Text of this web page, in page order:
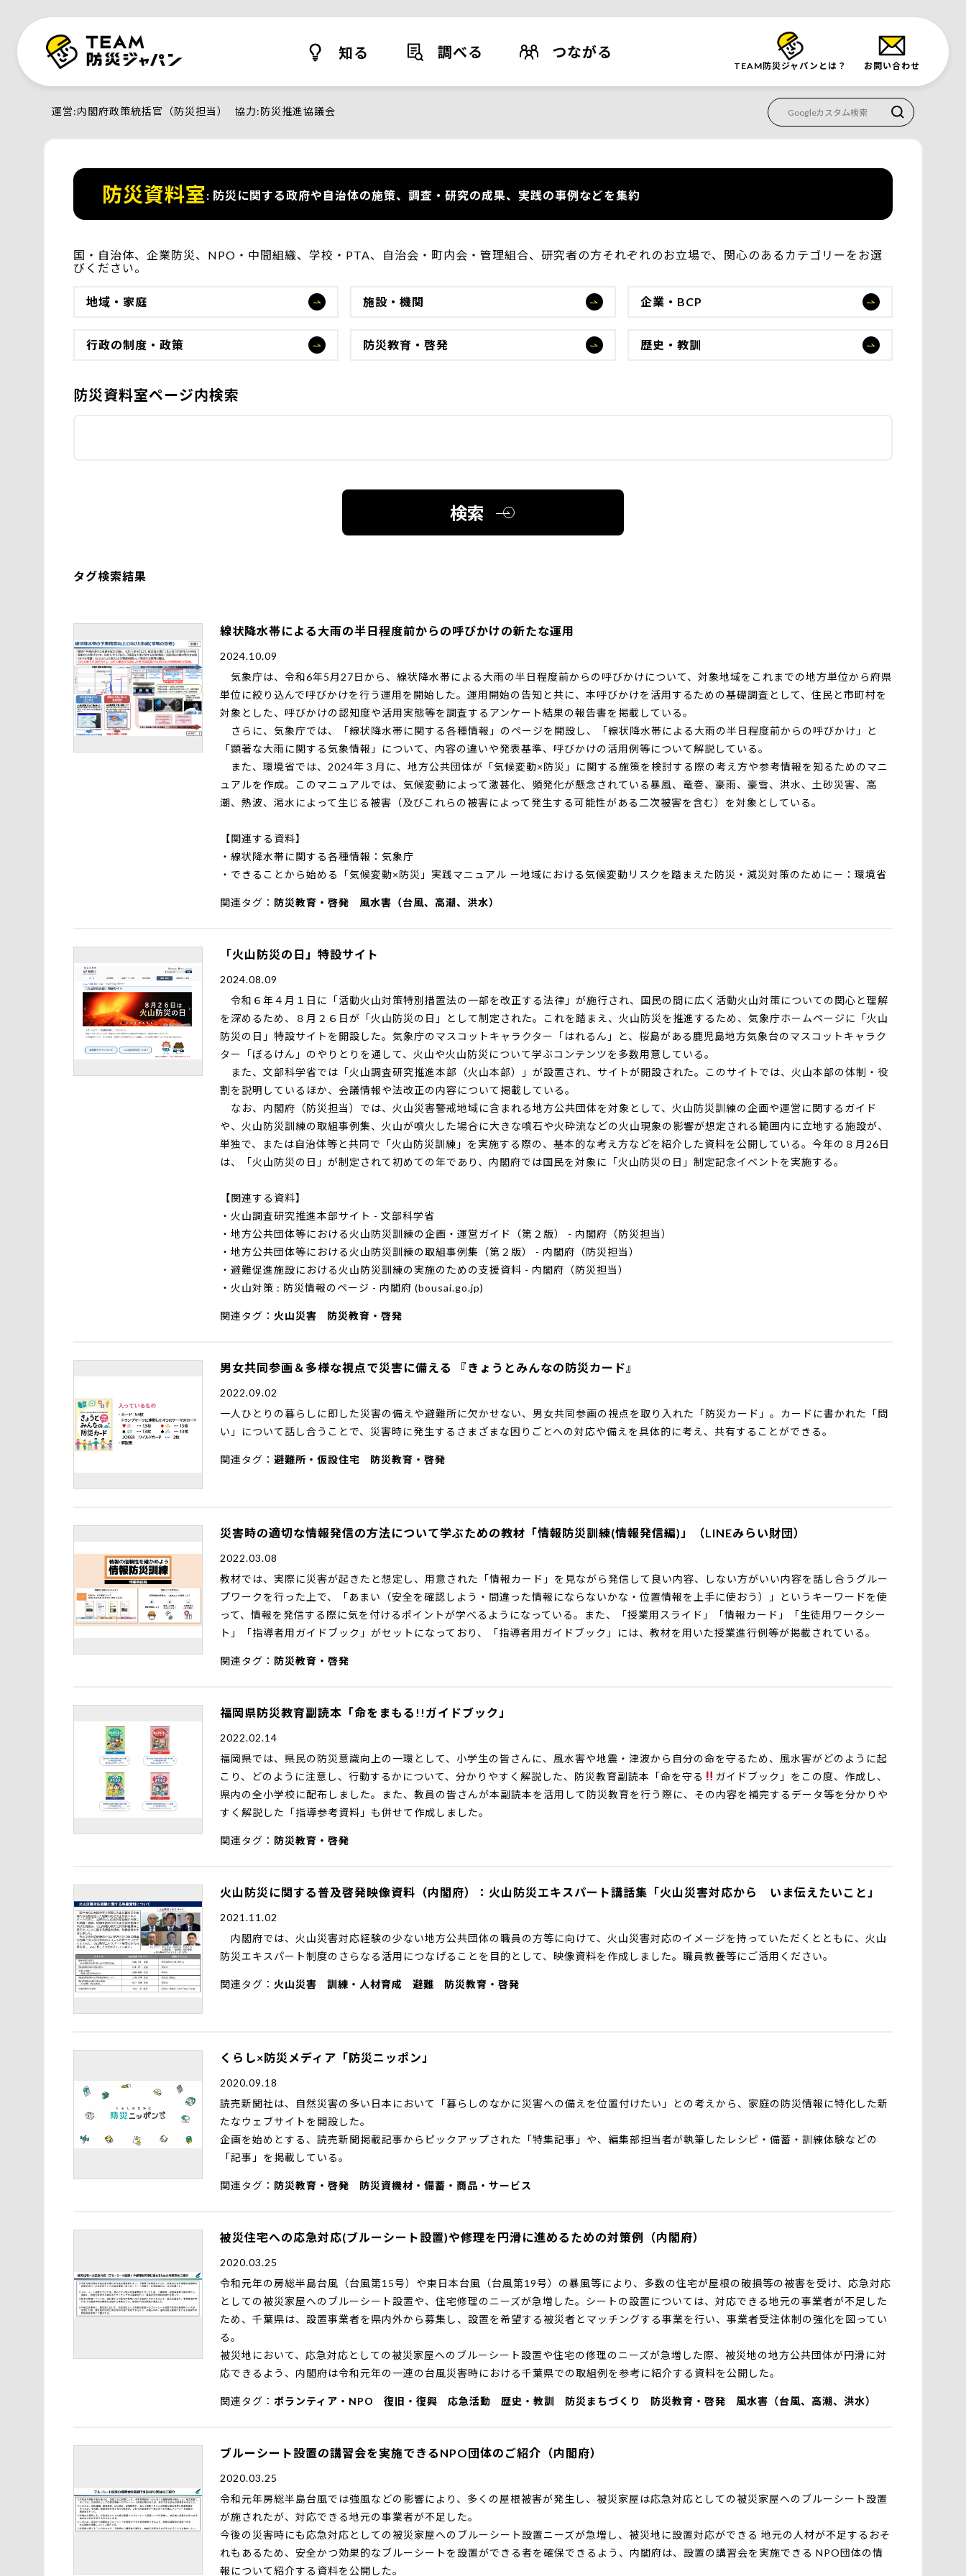
知る 調べる つながる
TEAM防災ジャパンとは？ お問い合わせ
運営 内閣府政策統括官（防災担当） 協力 防災推進協議会
防災資料室 防災に関する政府や自治体の施策、調査・研究の成果、実践の事例などを集約
国・自治体、企業防災、NPO・中間組織、学校・PTA、自治会・町内会・管理組合、研究者の方それぞれのお立場で、関心のあるカテゴリーをお選
びください。
地域・家庭 施設・機関 企業・BCP
行政の制度・政策 防災教育・啓発 歴史・教訓
防災資料室ページ内検索
検索
タグ検索結果
線状降水帯による大雨の半日程度前からの呼びかけの新たな運用
2024.10.09
気象庁は、令和6年5月27日から、線状降水帯による大雨の半日程度前からの呼びかけについて、対象地域をこれまでの地方単位から府県
単位に絞り込んで呼びかけを行う運用を開始した。運用開始の告知と共に、本呼びかけを活用するための基礎調査として、住民と市町村を
対象とした、呼びかけの認知度や活用実態等を調査するアンケート結果の報告書を掲載している。
さらに、気象庁では、「線状降水帯に関する各種情報」のページを開設し、「線状降水帯による大雨の半日程度前からの呼びかけ」と
「顕著な大雨に関する気象情報」について、内容の違いや発表基準、呼びかけの活用例等について解説している。
また、環境省では、2024年３月に、地方公共団体が「気候変動×防災」に関する施策を検討する際の考え方や参考情報を知るためのマニ
ュアルを作成。このマニュアルでは、気候変動によって激甚化、頻発化が懸念されている暴風、竜巻、豪雨、豪雪、洪水、土砂災害、高
潮、熱波、渇水によって生じる被害（及びこれらの被害によって発生する可能性がある二次被害を含む）を対象としている。
【関連する資料】
・ 線状降水帯に関する各種情報：気象庁
・ できることから始める「気候変動×防災」実践マニュアル －地域における気候変動リスクを踏まえた防災・減災対策のために－：環境省
関連タグ 防災教育・啓発 風水害（台風、高潮、洪水）
「火山防災の日」特設サイト
2024.08.09
令和６年４月１日に「活動火山対策特別措置法の一部を改正する法律」が施行され、国民の間に広く活動火山対策についての関心と理解
を深めるため、８月２６日が「火山防災の日」として制定された。これを踏まえ、火山防災を推進するため、気象庁ホームページに「火山
防災の日」特設サイトを開設した。気象庁のマスコットキャラクター「はれるん」と、桜島がある鹿児島地方気象台のマスコットキャラク
ター「ぼるけん」のやりとりを通して、火山や火山防災について学ぶコンテンツを多数用意している。
また、文部科学省では「火山調査研究推進本部（火山本部）」が設置され、サイトが開設された。このサイトでは、火山本部の体制・役
割を説明しているほか、会議情報や法改正の内容について掲載している。
なお、内閣府（防災担当）では、火山災害警戒地域に含まれる地方公共団体を対象として、火山防災訓練の企画や運営に関するガイド
や、火山防災訓練の取組事例集、火山が噴火した場合に大きな噴石や火砕流などの火山現象の影響が想定される範囲内に立地する施設が、
単独で、または自治体等と共同で「火山防災訓練」を実施する際の、基本的な考え方などを紹介した資料を公開している。今年の８月26日
は、「火山防災の日」が制定されて初めての年であり、内閣府では国民を対象に「火山防災の日」制定記念イベントを実施する。
【関連する資料】
・ 火山調査研究推進本部サイト - 文部科学省
・ 地方公共団体等における火山防災訓練の企画・運営ガイド（第２版） - 内閣府（防災担当）
・ 地方公共団体等における火山防災訓練の取組事例集（第２版） - 内閣府（防災担当）
・ 避難促進施設における火山防災訓練の実施のための支援資料 - 内閣府（防災担当）
・ 火山対策 : 防災情報のページ - 内閣府 (bousai.go.jp)
関連タグ 火山災害 防災教育・啓発
男女共同参画＆多様な視点で災害に備える 『きょうとみんなの防災カード』
2022.09.02
一人ひとりの暮らしに即した災害の備えや避難所に欠かせない、男女共同参画の視点を取り入れた「防災カード」。カードに書かれた「問
い」について話し合うことで、災害時に発生するさまざまな困りごとへの対応や備えを具体的に考え、共有することができる。
関連タグ 避難所・仮設住宅 防災教育・啓発
災害時の適切な情報発信の方法について学ぶための教材「情報防災訓練(情報発信編)」（LINEみらい財団）
2022.03.08
教材では、実際に災害が起きたと想定し、用意された「情報カード」を見ながら発信して良い内容、しない方がいい内容を話し合うグルー
プワークを行った上で、「あまい（安全を確認しよう・間違った情報にならないかな・位置情報を上手に使おう）」というキーワードを使
って、情報を発信する際に気を付けるポイントが学べるようになっている。また、「授業用スライド」「情報カード」「生徒用ワークシー
ト」「指導者用ガイドブック」がセットになっており、「指導者用ガイドブック」には、教材を用いた授業進行例等が掲載されている。
関連タグ 防災教育・啓発
福岡県防災教育副読本「命をまもる!!ガイドブック」
2022.02.14
福岡県では、県民の防災意識向上の一環として、小学生の皆さんに、風水害や地震・津波から自分の命を守るため、風水害がどのように起
こり、どのように注意し、行動するかについて、分かりやすく解説した、防災教育副読本「命を守る
ガイドブック」をこの度、作成し、
県内の全小学校に配布しました。また、教員の皆さんが本副読本を活用して防災教育を行う際に、その内容を補完するデータ等を分かりや
すく解説した「指導参考資料」も併せて作成しました。
関連タグ 防災教育・啓発
火山防災に関する普及啓発映像資料（内閣府）：火山防災エキスパート講話集「火山災害対応から いま伝えたいこと」
2021.11.02
内閣府では、火山災害対応経験の少ない地方公共団体の職員の方等に向けて、火山災害対応のイメージを持っていただくとともに、火山
防災エキスパート制度のさらなる活用につなげることを目的として、映像資料を作成しました。職員教養等にご活用ください。
関連タグ 火山災害 訓練・人材育成 避難 防災教育・啓発
くらし×防災メディア「防災ニッポン」
2020.09.18
読売新聞社は、自然災害の多い日本において「暮らしのなかに災害への備えを位置付けたい」との考えから、家庭の防災情報に特化した新
たなウェブサイトを開設した。
企画を始めとする、読売新聞掲載記事からピックアップされた「特集記事」や、編集部担当者が執筆したレシピ・備蓄・訓練体験などの
「記事」を掲載している。
関連タグ 防災教育・啓発 防災資機材・備蓄・商品・サービス
被災住宅への応急対応(ブルーシート設置)や修理を円滑に進めるための対策例（内閣府）
2020.03.25
令和元年の房総半島台風（台風第15号）や東日本台風（台風第19号）の暴風等により、多数の住宅が屋根の破損等の被害を受け、応急対応
としての被災家屋へのブルーシート設置や、住宅修理のニーズが急増した。シートの設置については、対応できる地元の事業者が不足した
ため、千葉県は、設置事業者を県内外から募集し、設置を希望する被災者とマッチングする事業を行い、事業者受注体制の強化を図ってい
る。
被災地において、応急対応としての被災家屋へのブルーシート設置や住宅の修理のニーズが急増した際、被災地の地方公共団体が円滑に対
応できるよう、内閣府は令和元年の一連の台風災害時における千葉県での取組例を参考に紹介する資料を公開した。
関連タグ ボランティア・NPO 復旧・復興 応急活動 歴史・教訓 防災まちづくり 防災教育・啓発 風水害（台風、高潮、洪水）
ブルーシート設置の講習会を実施できるNPO団体のご紹介（内閣府）
2020.03.25
令和元年房総半島台風では強風などの影響により、多くの屋根被害が発生し、被災家屋は応急対応としての被災家屋へのブルーシート設置
が施されたが、対応できる地元の事業者が不足した。
今後の災害時にも応急対応としての被災家屋へのブルーシート設置ニーズが急増し、被災地に設置対応ができる 地元の人材が不足するおそ
れもあるため、安全かつ効果的なブルーシートを設置ができる者を確保できるよう、内閣府は、設置の講習会を実施できる NPO団体の情
報について紹介する資料を公開した。